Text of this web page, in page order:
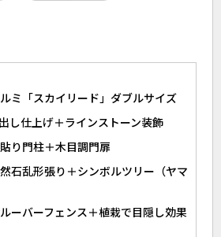
ミ「スカイリード」ダブルサイズ
し仕上げ＋ラインストーン装飾
り門柱＋木目調門扉
石乱形張り＋シンボルツリー（ヤマ
ーバーフェンス＋植栽で目隠し効果